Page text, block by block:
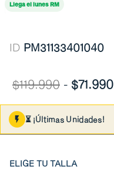
Llega el lunes RM
ID PM31133401040
$119.990 - $71.990
⏳ ¡Últimas Unidades!
ELIGE TU TALLA